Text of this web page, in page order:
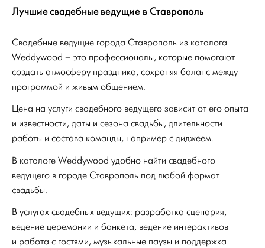
Лучшие свадебные ведущие в Ставрополь
Свадебные ведущие города Ставрополь из каталога
Weddywood – это профессионалы, которые помогают
создать атмосферу праздника, сохраняя баланс между
программой и живым общением.
Цена на услуги свадебного ведущего зависит от его опыта
и известности, даты и сезона свадьбы, длительности
работы и состава команды, например с диджеем.
В каталоге Weddywood удобно найти свадебного
ведущего в городе Ставрополь под любой формат
свадьбы.
В услугах свадебных ведущих: разработка сценария,
ведение церемонии и банкета, ведение интерактивов
и работа с гостями, музыкальные паузы и поддержка